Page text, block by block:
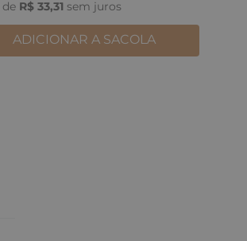
de R$ 33,31 sem juros
ADICIONAR A SACOLA